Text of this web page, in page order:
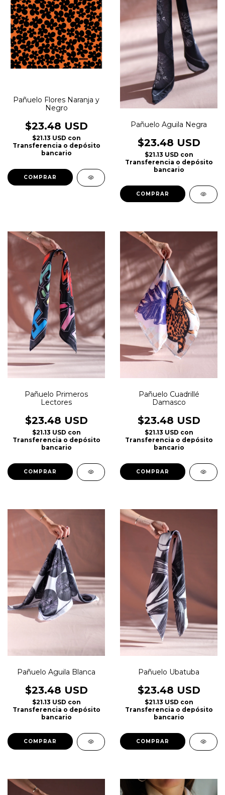
Pañuelo Flores Naranja y
Negro
$23.48 USD
$21.13 USD con
Transferencia o depósito
bancario
Pañuelo Aguila Negra
$23.48 USD
$21.13 USD con
Transferencia o depósito
bancario
Pañuelo Primeros
Lectores
$23.48 USD
$21.13 USD con
Transferencia o depósito
bancario
Pañuelo Cuadrillé
Damasco
$23.48 USD
$21.13 USD con
Transferencia o depósito
bancario
Pañuelo Aguila Blanca
$23.48 USD
$21.13 USD con
Transferencia o depósito
bancario
Pañuelo Ubatuba
$23.48 USD
$21.13 USD con
Transferencia o depósito
bancario